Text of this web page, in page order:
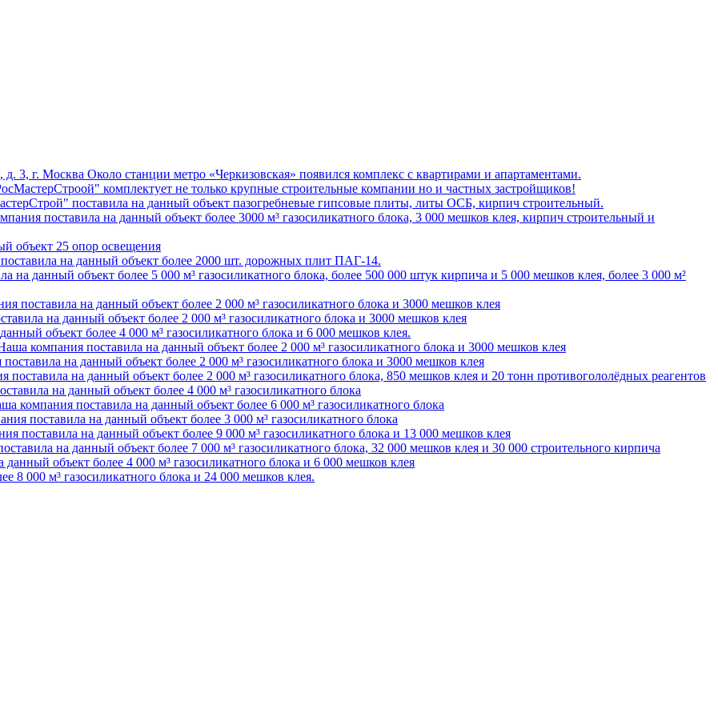
3, г. Москва Около станции метро «Черкизовская» появился комплекс с квартирами и апартаментами.
комплектует не только крупные строительные компании но и частных застройщиков!
поставила на данный объект пазогребневые гипсовые плиты, литы ОСБ, кирпич строительный.
поставила на данный объект более 3000 м³ газосиликатного блока, 3 000 мешков клея, кирпич строительный и
объект 25 опор освещения
на данный объект более 2000 шт. дорожных плит ПАГ-14.
на данный объект более 5 000 м³ газосиликатного блока, более 500 000 штук кирпича и 5 000 мешков клея, более 3 000 м²
поставила на данный объект более 2 000 м³ газосиликатного блока и 3000 мешков клея
на данный объект более 2 000 м³ газосиликатного блока и 3000 мешков клея
объект более 4 000 м³ газосиликатного блока и 6 000 мешков клея.
компания поставила на данный объект более 2 000 м³ газосиликатного блока и 3000 мешков клея
на данный объект более 2 000 м³ газосиликатного блока и 3000 мешков клея
поставила на данный объект более 2 000 м³ газосиликатного блока, 850 мешков клея и 20 тонн противогололёдных реагентов
на данный объект более 4 000 м³ газосиликатного блока
компания поставила на данный объект более 6 000 м³ газосиликатного блока
поставила на данный объект более 3 000 м³ газосиликатного блока
поставила на данный объект более 9 000 м³ газосиликатного блока и 13 000 мешков клея
на данный объект более 7 000 м³ газосиликатного блока, 32 000 мешков клея и 30 000 строительного кирпича
объект более 4 000 м³ газосиликатного блока и 6 000 мешков клея
8 000 м³ газосиликатного блока и 24 000 мешков клея.